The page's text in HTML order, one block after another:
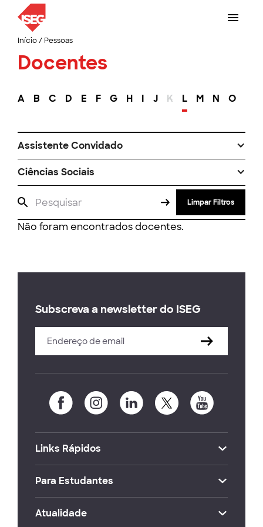
Início/ Pessoas
Docentes
A B C D E F G H I J K L M N O
Assistente Convidado
Ciências Sociais
Limpar Filtros
Não foram encontrados docentes.
Subscreva a newsletter do ISEG
Links Rápidos
Para Estudantes
Atualidade